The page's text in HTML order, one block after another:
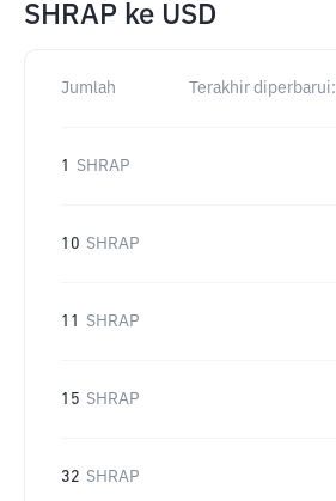
SHRAP ke USD
Jumlah Terakhir diperbarui:
1 SHRAP
10 SHRAP
11 SHRAP
15 SHRAP
32 SHRAP